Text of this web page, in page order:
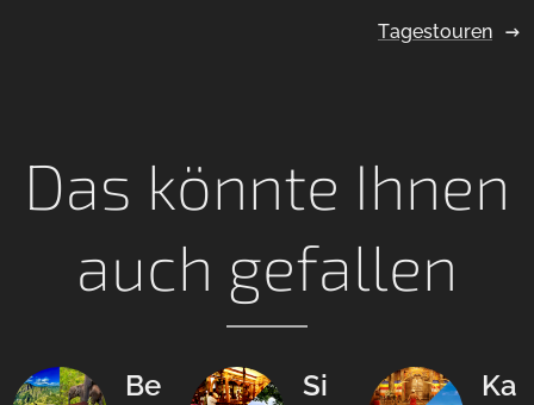
Tagestouren
Das könnte Ihnen
auch gefallen
Be
Si
Ka